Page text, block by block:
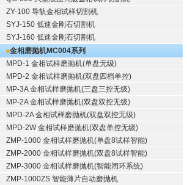
ZY-100 导轨金相试样切割机
SYJ-150 低速金刚石切割机
SYJ-160 低速金刚石切割机
金相磨抛机MC004系列
MPD-1 金相试样磨抛机(单盘无级)
MPD-2 金相试样磨抛机(双盘四档单控)
MP-3A 金相试样磨抛机(三盘三控无级)
MP-2A 金相试样磨抛机(双盘双控无级)
MPD-2A 金相试样磨抛机(双盘双控无级)
MPD-2W 金相试样磨抛机(双盘单控无级)
ZMP-1000 金相试样磨抛机(单盘8试样智能)
ZMP-2000 金相试样磨抛机(双盘8试样智能)
ZMP-3000 金相试样磨抛机(智能闭环系统)
ZMP-1000ZS 智能薄片自动磨抛机